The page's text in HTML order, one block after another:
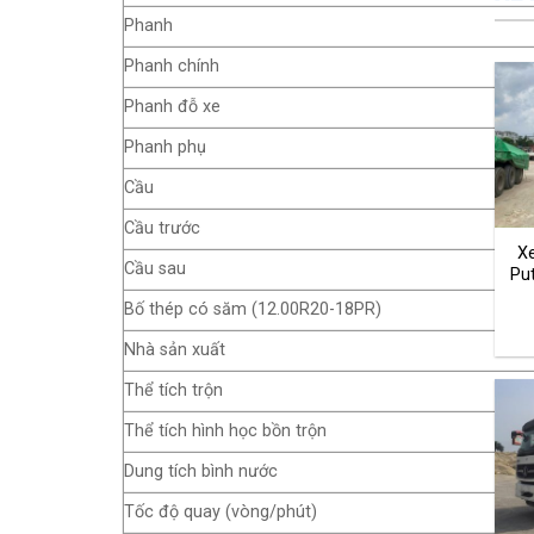
Phanh
Phanh chính
Phanh đỗ xe
Phanh phụ
Cầu
Cầu trước
Cầu sau
Bố thép có săm (12.00R20-18PR)
Nhà sản xuất
Thể tích trộn
Thể tích hình học bồn trộn
Dung tích bình nước
Tốc độ quay (vòng/phút)